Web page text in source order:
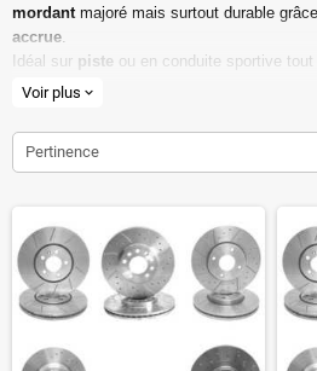
mordant majoré mais surtout durable
accrue.
Idéal sur piste ou en conduite sportive tout
route ouverte.
Dimensions d'origine respectées
Installation en lieu et place.
Voir plus expand_more
Pertinence